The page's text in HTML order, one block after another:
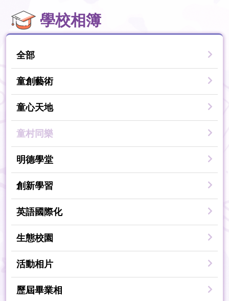
學校相簿
全部
童創藝術
童心天地
童村同樂
明德學堂
創新學習
英語國際化
生態校園
活動相片
歷屆畢業相